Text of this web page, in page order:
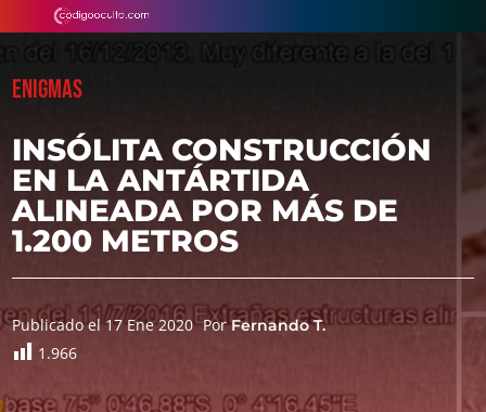
ENIGMAS
INSÓLITA CONSTRUCCIÓN
EN LA ANTÁRTIDA
ALINEADA POR MÁS DE
1.200 METROS
Publicado el 17 Ene 2020 PorFernando T.
1.966